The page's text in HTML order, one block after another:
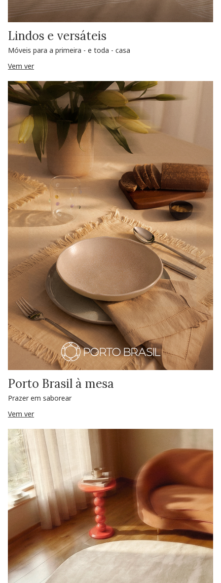
Lindos e versáteis
Móveis para a primeira - e toda - casa
Vem ver
Porto Brasil à mesa
Prazer em saborear
Vem ver